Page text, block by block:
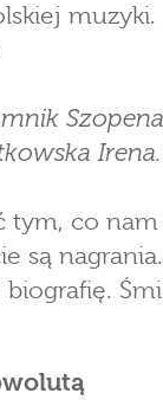
muzyki.
Irena.
tym, co
są